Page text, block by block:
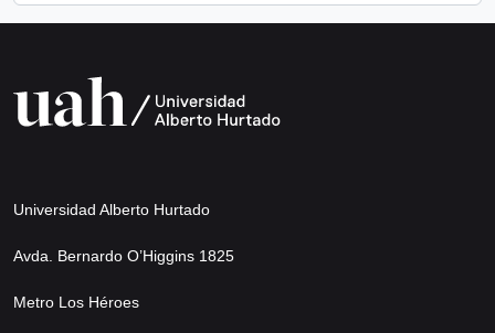
Universidad Alberto Hurtado
Avda. Bernardo O’Higgins 1825
Metro Los Héroes